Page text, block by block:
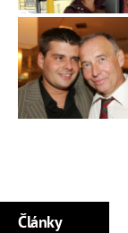
Články